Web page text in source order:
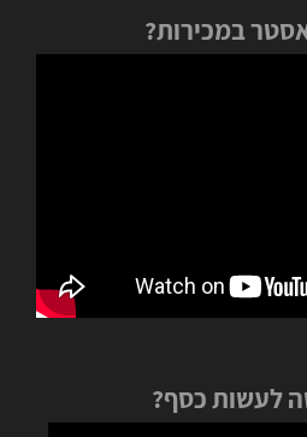
במכירות?
לעשות כסף?